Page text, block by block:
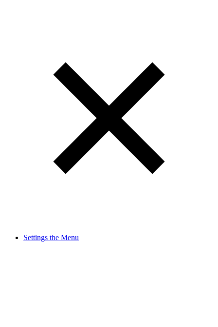
Settings the Menu